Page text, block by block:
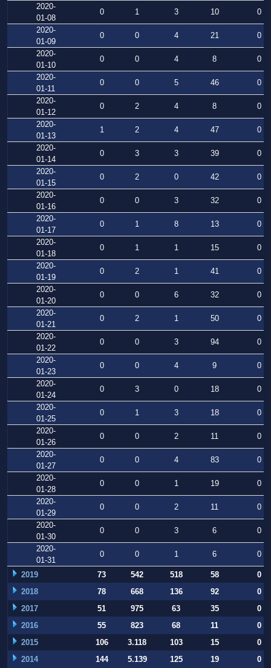
2020-
01-08
0 1 3 10
0
2020-
01-09
0 0 4 21
0
2020-
01-10
0 0 4 8
0
2020-
01-11
0 0 5 46
0
2020-
01-12
0 2 4 8
0
2020-
01-13
1 2 4 47
0
2020-
01-14
0 3 3 39
0
2020-
01-15
0 2 0 42
0
2020-
01-16
0 0 3 32
0
2020-
01-17
0 1 8 13
0
2020-
01-18
0 1 1 15
0
2020-
01-19
0 2 1 41
0
2020-
01-20
0 0 6 32
0
2020-
01-21
0 2 1 50
0
2020-
01-22
0 0 3 94
0
2020-
01-23
0 0 4 9
0
2020-
01-24
0 3 0 18
0
2020-
01-25
0 1 3 18
0
2020-
01-26
0 0 2 11
0
2020-
01-27
0 0 4 83
0
2020-
01-28
0 0 1 19
0
2020-
01-29
0 0 2 11
0
2020-
01-30
0 0 3 6
0
2020-
01-31
0 0 1 6 0
2019 73 542 518 58
0
2018
78 668 136 92
0
2017
51 975 63 35
0
2016
55 823 68 11
0
2015
106 3.118 103 15
0
2014
144 5.139 125 19 0